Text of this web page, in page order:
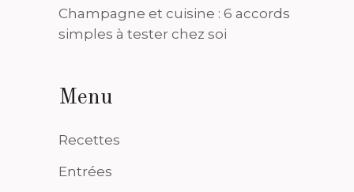
Champagne et cuisine : 6 accords
simples à tester chez soi
Menu
Recettes
Entrées